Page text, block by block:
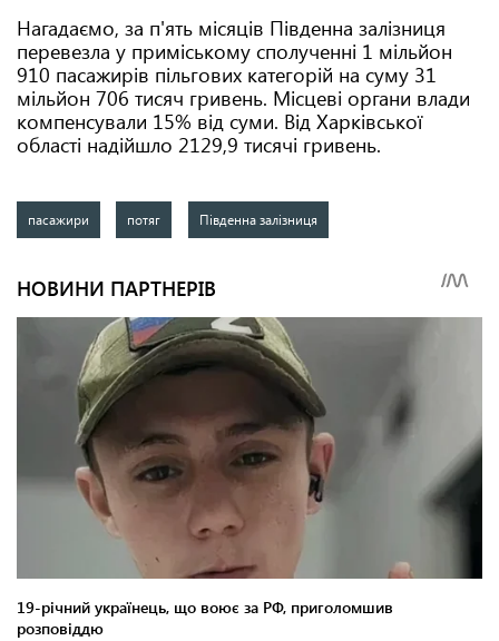
Нагадаємо, за п'ять місяців Південна залізниця
перевезла у приміському сполученні 1 мільйон
910 пасажирів пільгових категорій на суму 31
мільйон 706 тисяч гривень. Місцеві органи влади
компенсували 15% від суми. Від Харківської
області надійшло 2129,9 тисячі гривень.
пасажири потяг Південна залізниця